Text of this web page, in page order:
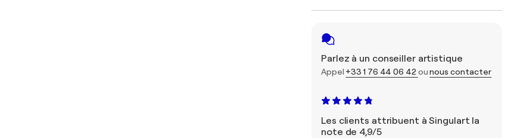
Parlez à un conseiller artistique
Appel +33 1 76 44 06 42 ounous contacter
Les clients attribuent à Singulart la
note de 4,9/5